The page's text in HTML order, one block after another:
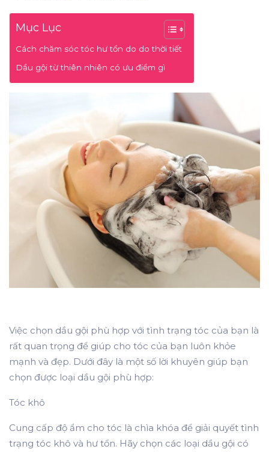
Mục Lục
Cách chăm sóc tóc hư tổn do do thời tiết
Dầu gội từ thiên nhiên có ưu điểm gì
Việc chọn dầu gội phù hợp với tình trạng tóc của bạn là
rất quan trọng để giúp cho tóc của bạn luôn khỏe
mạnh và đẹp. Dưới đây là một số lời khuyên giúp bạn
chọn được loại dầu gội phù hợp:
Tóc khô
Cung cấp độ ẩm cho tóc là chìa khóa để giải quyết tình
trạng tóc khô và hư tổn. Hãy chọn các loại dầu gội có